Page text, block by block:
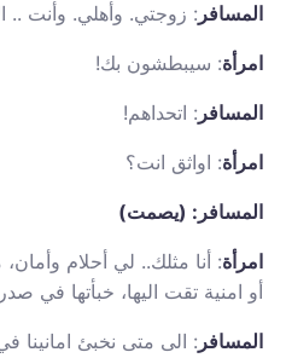
المسافر : زوجتي. وأهلي. وأنت ..
امرأة: سيبطشون بك!
المسافر : اتحداهم!
امرأة: اواثق انت؟
المسافر: (يصمت)
امرأة: أنا مثلك.. لي أحلام
أو امنية تقت اليها، خبأتها في
المسافر : الى متى نخبئ امانينا